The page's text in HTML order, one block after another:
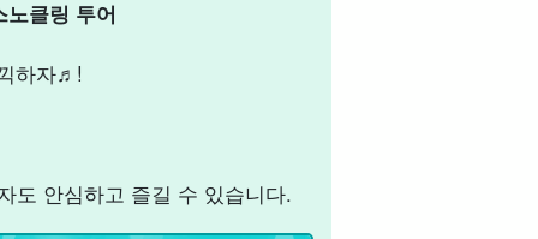
클링 투어
하자♬!
도 안심하고 즐길 수 있습니다.